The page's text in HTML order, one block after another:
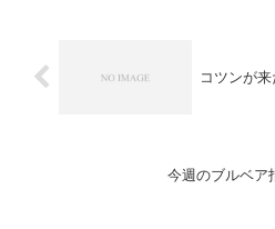
コツンが来
今週のブルベア